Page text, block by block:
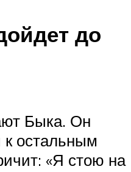
до
Быка. Он
к остальным
«Я стою на